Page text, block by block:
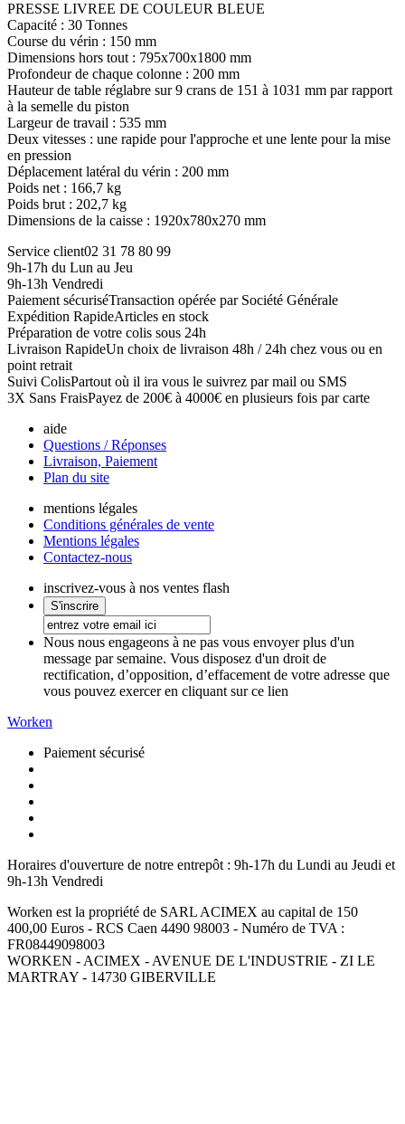
PRESSE LIVREE DE COULEUR BLEUE
Capacité : 30 Tonnes
Course du vérin : 150 mm
Dimensions hors tout : 795x700x1800 mm
Profondeur de chaque colonne : 200 mm
Hauteur de table réglabre sur 9 crans de 151 à 1031 mm par rapport
à la semelle du piston
Largeur de travail : 535 mm
Deux vitesses : une rapide pour l'approche et une lente pour la mise
en pression
Déplacement latéral du vérin : 200 mm
Poids net : 166,7 kg
Poids brut : 202,7 kg
Dimensions de la caisse : 1920x780x270 mm
Service client02 31 78 80 99
9h-17h du Lun au Jeu
9h-13h Vendredi
Paiement sécuriséTransaction opérée par Société Générale
Expédition RapideArticles en stock
Préparation de votre colis sous 24h
Livraison RapideUn choix de livraison 48h / 24h chez vous ou en
point retrait
Suivi ColisPartout où il ira vous le suivrez par mail ou SMS
3X Sans FraisPayez de 200€ à 4000€ en plusieurs fois par carte
aide
Questions / Réponses
Livraison, Paiement
Plan du site
mentions légales
Conditions générales de vente
Mentions légales
Contactez-nous
inscrivez-vous à nos ventes flash
Nous nous engageons à ne pas vous envoyer plus d'un
message par semaine. Vous disposez d'un droit de
rectification, d’opposition, d’effacement de votre adresse que
vous pouvez exercer en cliquant sur ce lien
Worken
Paiement sécurisé
Horaires d'ouverture de notre entrepôt : 9h-17h du Lundi au Jeudi et
9h-13h Vendredi
Worken est la propriété de SARL ACIMEX au capital de 150
400,00 Euros - RCS Caen 4490 98003 - Numéro de TVA :
FR08449098003
WORKEN - ACIMEX - AVENUE DE L'INDUSTRIE - ZI LE
MARTRAY - 14730 GIBERVILLE